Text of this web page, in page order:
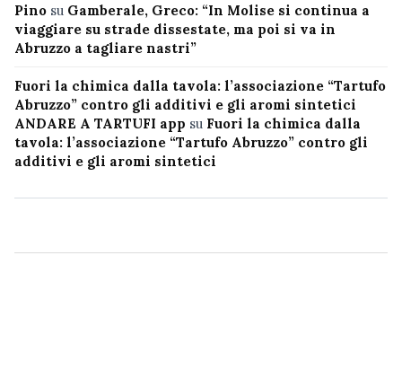
Pino su Gamberale, Greco: “In Molise si continua a
viaggiare su strade dissestate, ma poi si va in
Abruzzo a tagliare nastri”
Fuori la chimica dalla tavola: l’associazione “Tartufo
Abruzzo” contro gli additivi e gli aromi sintetici
ANDARE A TARTUFI app su Fuori la chimica dalla
tavola: l’associazione “Tartufo Abruzzo” contro gli
additivi e gli aromi sintetici